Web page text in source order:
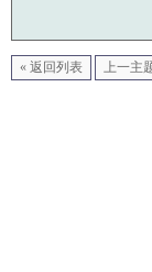
« 返回列表 上一主